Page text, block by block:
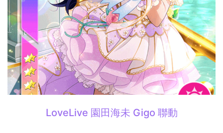
LoveLive 園田海未 Gigo 聯動